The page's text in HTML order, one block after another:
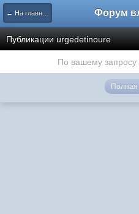
← На главную
Публикации urgedetinoure
По вашему запросу
Полная